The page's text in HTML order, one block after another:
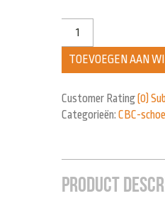
TOEVOEGEN AAN
Customer Rating (0)
Categorieën: CBC-
Product